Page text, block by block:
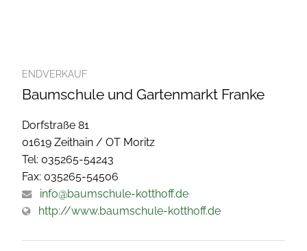
ENDVERKAUF
Baumschule und Gartenmarkt Franke
Dorfstraße 81
01619 Zeithain / OT Moritz
Tel: 035265-54243
Fax: 035265-54506
info@baumschule-kotthoff.de
http://www.baumschule-kotthoff.de